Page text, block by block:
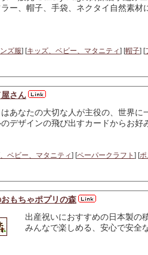
ー、帽子、手袋、ネクタイ自然素材
ズ服] [キッズ、ベビー、マタニティ] [帽子] [
さん
あなたの大切な人が主役の、世界に
デザインの飛び出すカードからお
ベビー、マタニティ] [ペーパークラフト ] [ポ
もちゃポプリの森
出産祝いにおすすめの日本製の
みんなで楽しめる、安心で安全